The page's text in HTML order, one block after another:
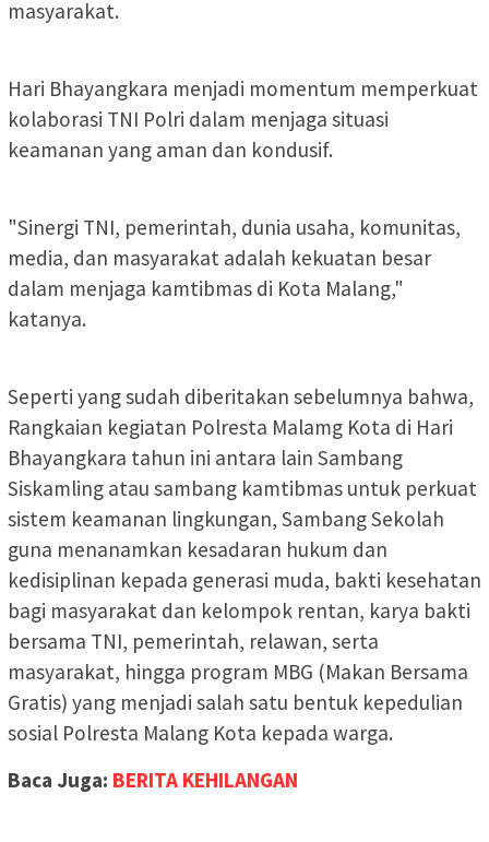
masyarakat.
Hari Bhayangkara menjadi momentum memperkuat
kolaborasi TNI Polri dalam menjaga situasi
keamanan yang aman dan kondusif.
"Sinergi TNI, pemerintah, dunia usaha, komunitas,
media, dan masyarakat adalah kekuatan besar
dalam menjaga kamtibmas di Kota Malang,"
katanya.
Seperti yang sudah diberitakan sebelumnya bahwa,
Rangkaian kegiatan Polresta Malamg Kota di Hari
Bhayangkara tahun ini antara lain Sambang
Siskamling atau sambang kamtibmas untuk perkuat
sistem keamanan lingkungan, Sambang Sekolah
guna menanamkan kesadaran hukum dan
kedisiplinan kepada generasi muda, bakti kesehatan
bagi masyarakat dan kelompok rentan, karya bakti
bersama TNI, pemerintah, relawan, serta
masyarakat, hingga program MBG (Makan Bersama
Gratis) yang menjadi salah satu bentuk kepedulian
sosial Polresta Malang Kota kepada warga.
Baca Juga: BERITA KEHILANGAN